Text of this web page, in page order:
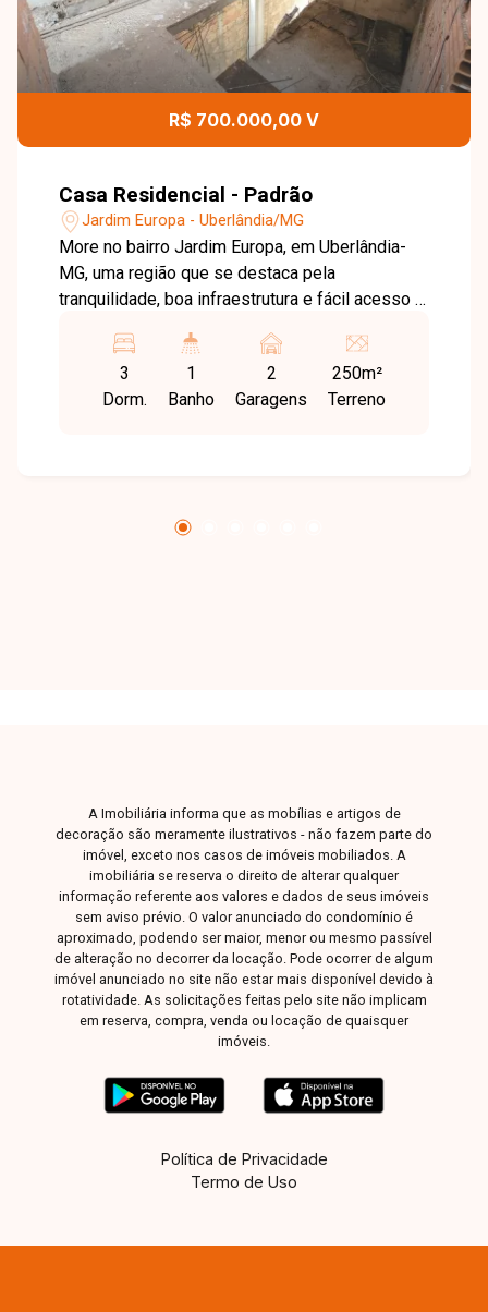
R$ 700.000,00 V
Casa Residencial - Padrão
Jardim Europa - Uberlândia/MG
More no bairro Jardim Europa, em Uberlândia-
MG, uma região que se destaca pela
tranquilidade, boa infraestrutura e fácil acesso a
organizadas e proximidade a comércios,
escolas e serviços, o bairro é ideal para quem
busca conforto, praticidade e qualidade de vida
inverno que proporciona mais iluminação e
3
Dorm.
1
Banho
2
Garagens
250m²
Terreno
A Imobiliária informa que as mobílias e artigos de
decoração são meramente ilustrativos - não fazem parte do
imóvel, exceto nos casos de imóveis mobiliados. A
imobiliária se reserva o direito de alterar qualquer
informação referente aos valores e dados de seus imóveis
sem aviso prévio. O valor anunciado do condomínio é
aproximado, podendo ser maior, menor ou mesmo passível
de alteração no decorrer da locação. Pode ocorrer de algum
imóvel anunciado no site não estar mais disponível devido à
rotatividade. As solicitações feitas pelo site não implicam
em reserva, compra, venda ou locação de quaisquer
imóveis.
Política de Privacidade
Termo de Uso